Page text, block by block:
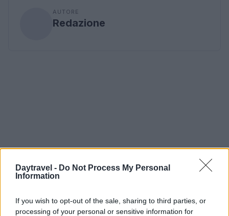
Daytravel - Do Not Process My Personal
Information
If you wish to opt-out of the sale, sharing to third parties, or
processing of your personal or sensitive information for
AUTORE
Redazione